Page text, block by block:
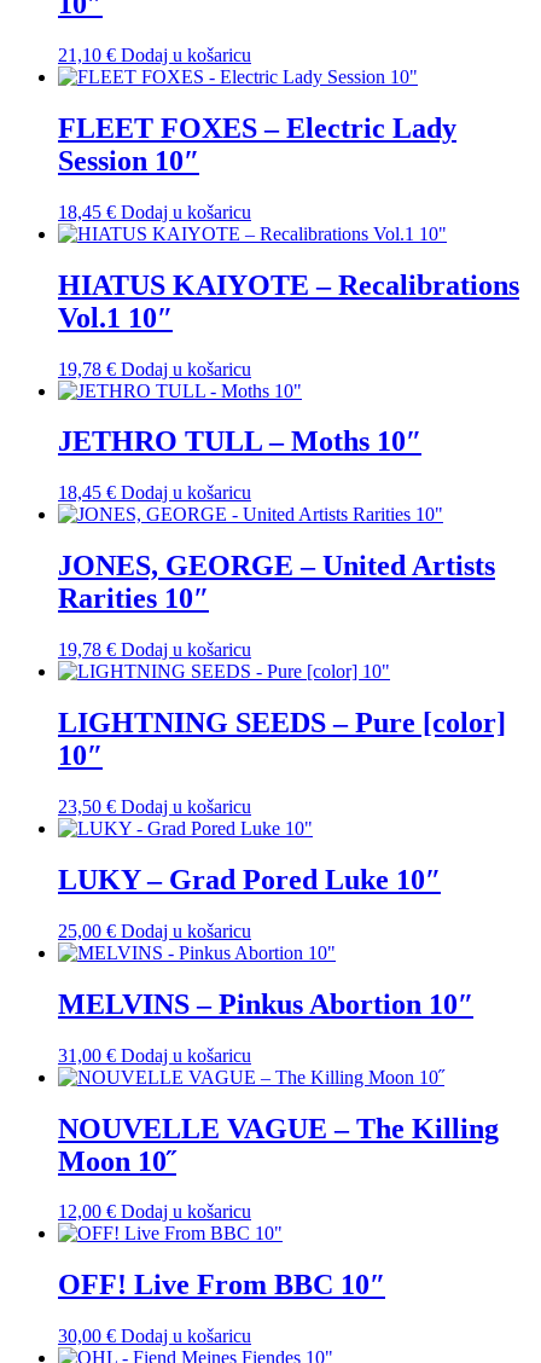
21,10 € Dodaj u košaricu
FLEET FOXES – Electric Lady
Session 10″
18,45 € Dodaj u košaricu
HIATUS KAIYOTE ‎– Recalibrations
Vol.1 10″
19,78 € Dodaj u košaricu
JETHRO TULL – Moths 10″
18,45 € Dodaj u košaricu
JONES, GEORGE – United Artists
Rarities 10″
19,78 € Dodaj u košaricu
LIGHTNING SEEDS – Pure [color]
10″
23,50 € Dodaj u košaricu
LUKY – Grad Pored Luke 10″
25,00 € Dodaj u košaricu
MELVINS – Pinkus Abortion 10″
31,00 € Dodaj u košaricu
NOUVELLE VAGUE – The Killing
Moon 10˝
12,00 € Dodaj u košaricu
OFF! Live From BBC 10″
30,00 € Dodaj u košaricu